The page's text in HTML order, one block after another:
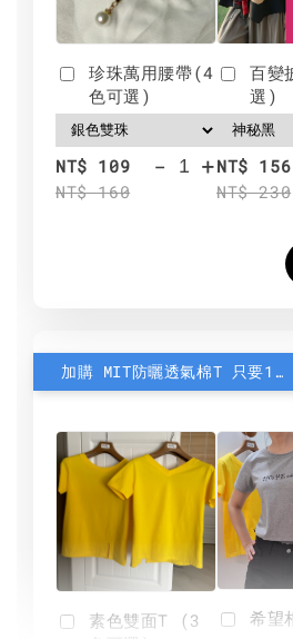
珍珠萬用腰帶(4
色可選)
NT$ 109
NT$ 160
- +
百變
選)
NT$ 156
NT$ 230
加購 MIT防曬透氣棉T 只要190元
素色雙面T (3
希望